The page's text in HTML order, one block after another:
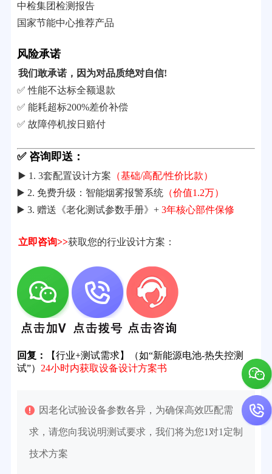
中检集团检测报告
国家节能中心推荐产品
风险承诺
我们敢承诺，因为对品质绝对自信!
✅ 性能不达标全额退款
✅ 能耗超标200%差价补偿
✅ 故障停机按日赔付
✅ 咨询即送：
▶️ 1. 3套配置设计方案 （基础/高配/性价比款）
▶️ 2. 免费升级：智能烟雾报警系统（价值1.2万）
▶️ 3. 赠送《老化测试参数手册》+ 3年核心部件保修
立即咨询>>获取您的行业设计方案：
回复：
【行业+测试需求】（如“新能源电池-热失控测
试”） 24小时内获取设备设计方案书
因老化试验设备参数各异，为确保高效匹配需
求，请您向我说明测试要求，我们将为您1对1定制
技术方案